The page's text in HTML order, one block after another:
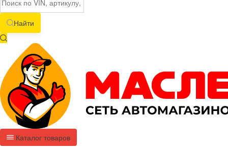
Найти
Каталог товаров